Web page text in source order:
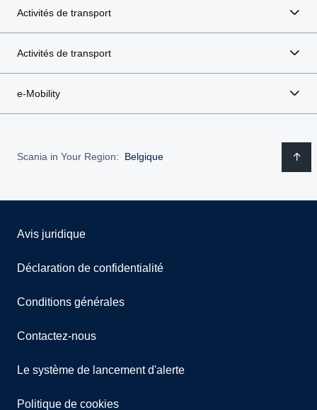
Activités de transport
Activités de transport
e-Mobility
Scania in Your Region: Belgique
Avis juridique
Déclaration de confidentialité
Conditions générales
Contactez-nous
Le système de lancement d'alerte
Politique de cookies